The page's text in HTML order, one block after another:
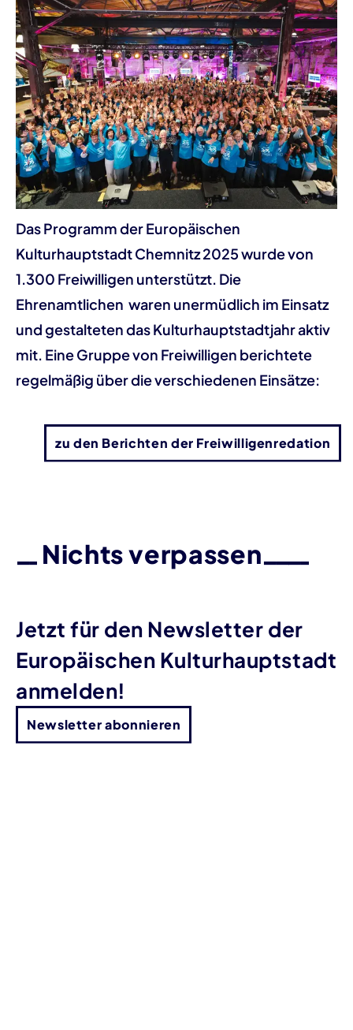
Das Programm der Europäischen
Kulturhauptstadt Chemnitz 2025 wurde von
1.300 Freiwilligen unterstützt. Die
Ehrenamtlichen waren unermüdlich im Einsatz
und gestalteten das Kulturhauptstadtjahr aktiv
mit. Eine Gruppe von Freiwilligen berichtete
regelmäßig über die verschiedenen Einsätze:
zu den Berichten der Freiwilligenredation
Nichts verpassen
Jetzt für den Newsletter der
Europäischen Kulturhauptstadt
anmelden!
Newsletter abonnieren